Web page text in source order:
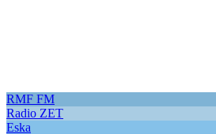
RMF FM
Radio ZET
Eska